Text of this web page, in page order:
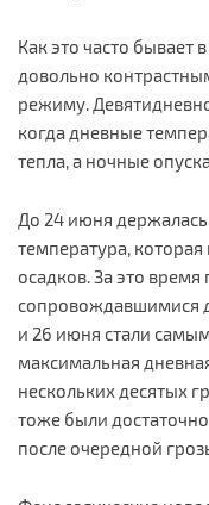
Как это часто бывает
довольно
режиму.
когда дневные
тепла, а ночные
До 24 июня
температура,
осадков. За это
сопровождавшимися
и 26 июня стали
максимальная
нескольких десятых
тоже были
после очередной